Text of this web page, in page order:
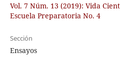
Vol. 7 Núm. 13 (2019): Vida
Escuela Preparatoria No. 4
Sección
Ensayos